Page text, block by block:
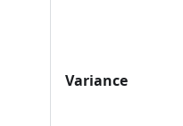
Variance